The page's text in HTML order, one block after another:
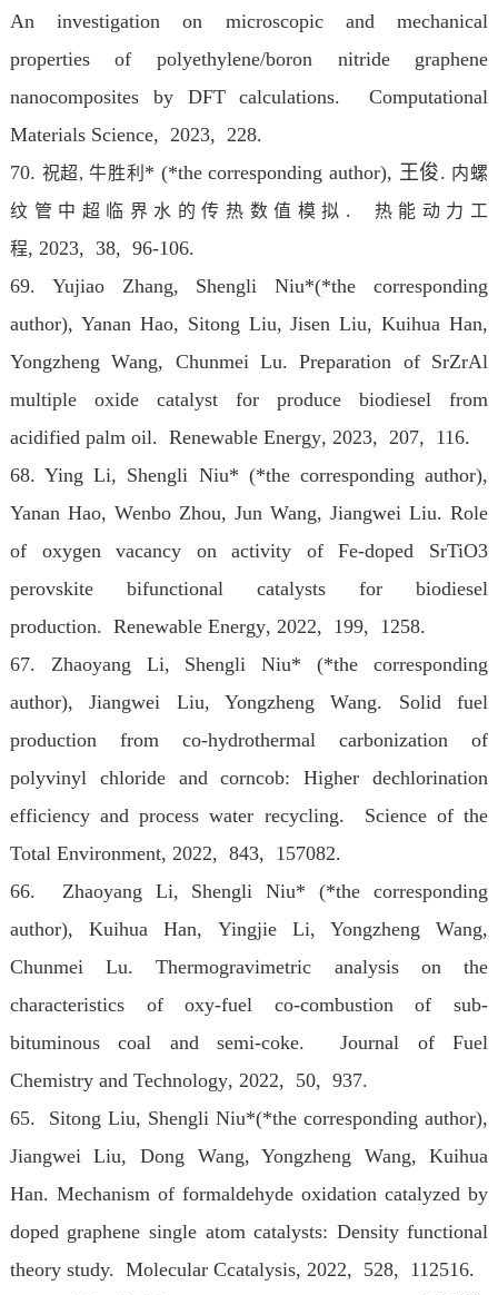
An investigation on microscopic and mechanical
properties of polyethylene/boron nitride graphene
nanocomposites by DFT calculations. Computational
Materials Science, 2023, 228.
70. 祝超, 牛胜利 * (*the corresponding author), 王俊. 内螺
纹管中超临界水的传热数值模拟 . 热能动力工
程, 2023, 38, 96-106.
69. Yujiao Zhang, Shengli Niu*(*the corresponding
author), Yanan Hao, Sitong Liu, Jisen Liu, Kuihua Han,
Yongzheng Wang, Chunmei Lu. Preparation of SrZrAl
multiple oxide catalyst for produce biodiesel from
acidified palm oil. Renewable Energy, 2023, 207, 116.
68. Ying Li, Shengli Niu* (*the corresponding author),
Yanan Hao, Wenbo Zhou, Jun Wang, Jiangwei Liu. Role
of oxygen vacancy on activity of Fe-doped SrTiO3
perovskite bifunctional catalysts for biodiesel
production. Renewable Energy, 2022, 199, 1258.
67. Zhaoyang Li, Shengli Niu* (*the corresponding
author), Jiangwei Liu, Yongzheng Wang. Solid fuel
production from co-hydrothermal carbonization of
polyvinyl chloride and corncob: Higher dechlorination
efficiency and process water recycling. Science of the
Total Environment, 2022, 843, 157082.
66. Zhaoyang Li, Shengli Niu* (*the corresponding
author), Kuihua Han, Yingjie Li, Yongzheng Wang,
Chunmei Lu. Thermogravimetric analysis on the
characteristics of oxy-fuel co-combustion of sub-
bituminous coal and semi-coke. Journal of Fuel
Chemistry and Technology, 2022, 50, 937.
65. Sitong Liu, Shengli Niu*(*the corresponding author),
Jiangwei Liu, Dong Wang, Yongzheng Wang, Kuihua
Han. Mechanism of formaldehyde oxidation catalyzed by
doped graphene single atom catalysts: Density functional
theory study. Molecular Ccatalysis, 2022, 528, 112516.